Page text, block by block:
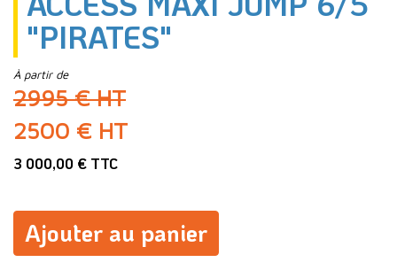
"PIRATES"
À partir de
2995 € HT
2500 € HT
3 000,00 € TTC
Ajouter au panier